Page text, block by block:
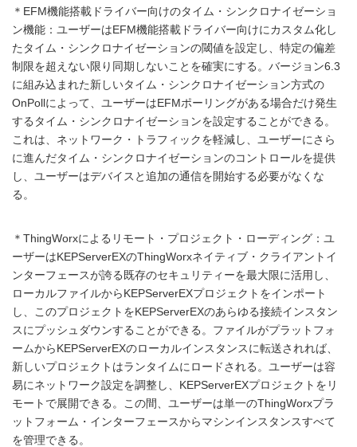
＊EFM機能搭載ドライバー向けのタイム・シンクロナイゼーショ
ン機能：ユーザーはEFM機能搭載ドライバー向けにカスタム化し
たタイム・シンクロナイゼーションの閾値を設定し、特定の偏差
制限を超えない限り同期しないことを確実にする。バージョン6.3
に組み込まれた新しいタイム・シンクロナイゼーション方式の
OnPollによって、ユーザーはEFMポーリングがある場合だけ発生
するタイム・シンクロナイゼーションを設定することができる。
これは、ネットワーク・トラフィックを軽減し、ユーザーにさら
に進んだタイム・シンクロナイゼーションのコントロールを提供
し、ユーザーはデバイスと追加の通信を開始する必要がなくな
る。
＊ThingWorxによるリモート・プロジェクト・ローディング：ユ
ーザーはKEPServerEXのThingWorxネイティブ・クライアントイ
ンターフェースが誇る既存のセキュリティーを最大限に活用し、
ローカルファイルからKEPServerEXプロジェクトをインポート
し、このプロジェクトをKEPServerEXのあらゆる接続インスタン
スにプッシュダウンすることができる。ファイルがプラットフォ
ームからKEPServerEXのローカルインスタンスに転送されれば、
新しいプロジェクトはランタイムにロードされる。ユーザーは容
易にネットワーク設定を調整し、KEPServerEXプロジェクトをリ
モートで展開できる。この間、ユーザーは単一のThingWorxプラ
ットフォーム・インターフェースからマシンインスタンスすべて
を管理できる。